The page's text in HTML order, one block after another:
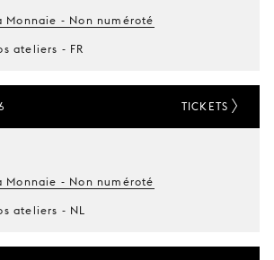
Monnaie - Non numéroté
ateliers - FR
Monnaie - Non numéroté
ateliers - NL
TICKETS